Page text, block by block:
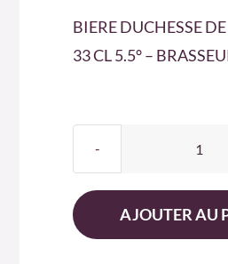
BIERE DUCHESSE
33 CL 5.5° –
AJOUTER AU